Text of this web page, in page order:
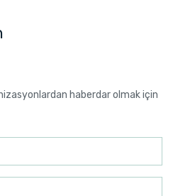
haberdar olmak için